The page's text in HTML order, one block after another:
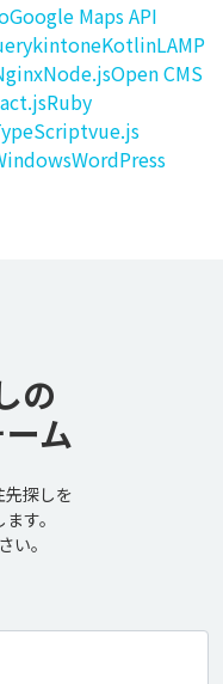
Google Maps API
kintoneKotlinLAMP
Node.jsOpen CMS
Ruby
vue.js
WordPress
の
ム
先探しを
す。
い。